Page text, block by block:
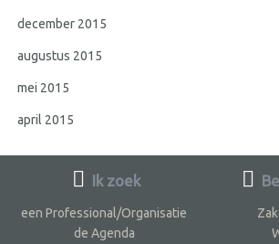
december 2015
augustus 2015
mei 2015
april 2015
Ik zoek
een Professional/Organisatie
de Agenda